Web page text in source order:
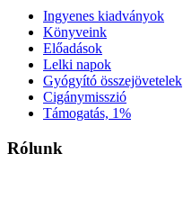
Ingyenes kiadványok
Könyveink
Előadások
Lelki napok
Gyógyító összejövetelek
Cigánymisszió
Támogatás, 1%
Rólunk